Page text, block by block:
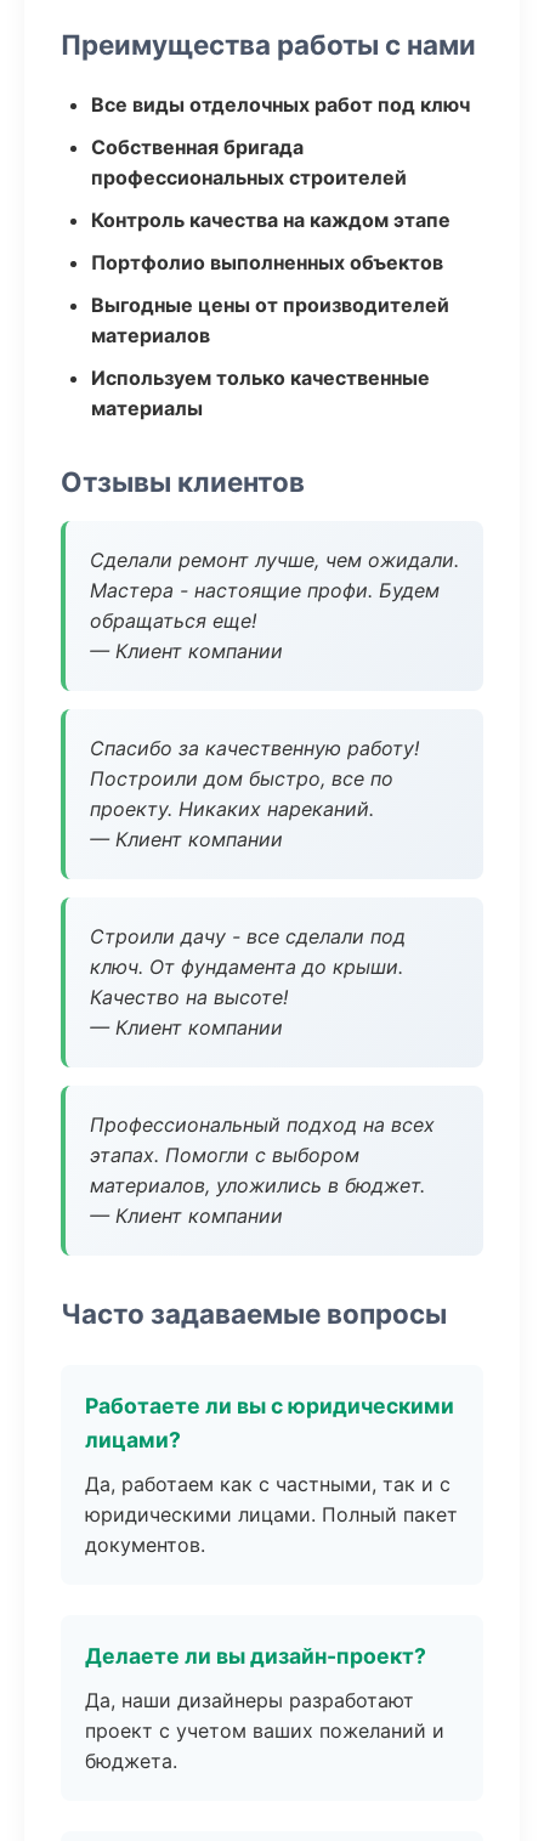
Преимущества работы с нами
Все виды отделочных работ под ключ
Собственная бригада
профессиональных строителей
Контроль качества на каждом этапе
Портфолио выполненных объектов
Выгодные цены от производителей
материалов
Используем только качественные
материалы
Отзывы клиентов
Сделали ремонт лучше, чем ожидали.
Мастера - настоящие профи. Будем
обращаться еще!
— Клиент компании
Спасибо за качественную работу!
Построили дом быстро, все по
проекту. Никаких нареканий.
— Клиент компании
Строили дачу - все сделали под
ключ. От фундамента до крыши.
Качество на высоте!
— Клиент компании
Профессиональный подход на всех
этапах. Помогли с выбором
материалов, уложились в бюджет.
— Клиент компании
Часто задаваемые вопросы
Работаете ли вы с юридическими
лицами?
Да, работаем как с частными, так и с
юридическими лицами. Полный пакет
документов.
Делаете ли вы дизайн-проект?
Да, наши дизайнеры разработают
проект с учетом ваших пожеланий и
бюджета.